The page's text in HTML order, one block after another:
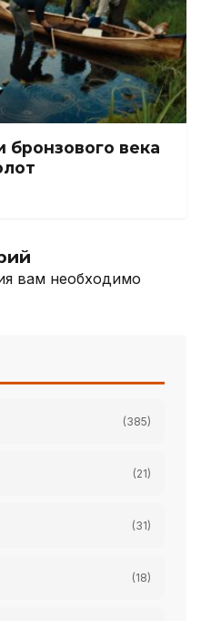
века
вам необходимо
(385)
(21)
(31)
(18)